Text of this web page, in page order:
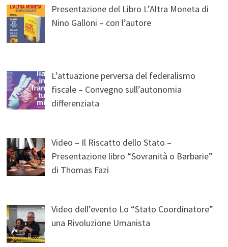
Presentazione del Libro L’Altra Moneta di
Nino Galloni – con l’autore
L’attuazione perversa del federalismo
fiscale – Convegno sull’autonomia
differenziata
Video – Il Riscatto dello Stato –
Presentazione libro “Sovranità o Barbarie”
di Thomas Fazi
Video dell’evento Lo “Stato Coordinatore”
una Rivoluzione Umanista